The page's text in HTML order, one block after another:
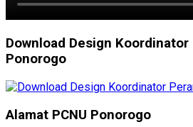
Download Design Koordinator
Ponorogo
Alamat PCNU Ponorogo